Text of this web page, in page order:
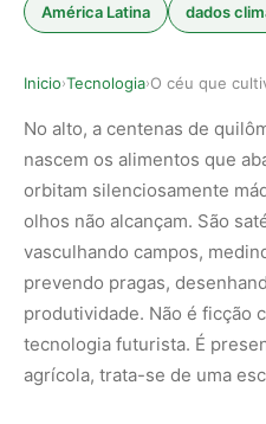
América Latina dados
Inicio›Tecnologia›
No alto, a centenas de
nascem os alimentos que
orbitam silenciosamente
olhos não alcançam. São
vasculhando campos,
prevendo pragas,
produtividade. Não é ficção
tecnologia futurista. É
agrícola, trata-se de uma